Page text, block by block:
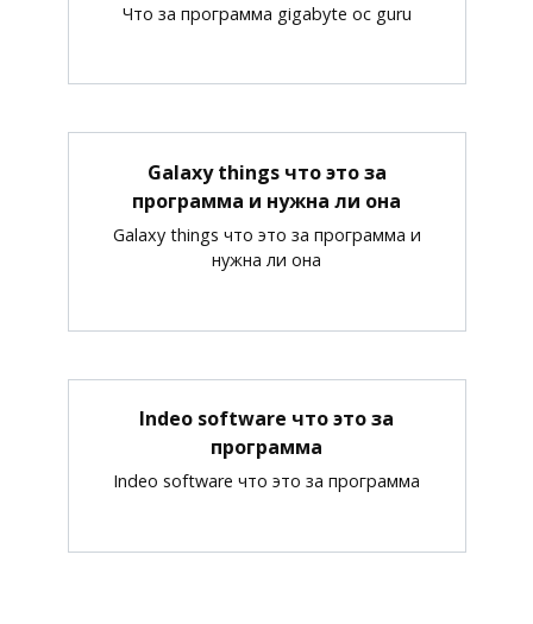
Что за программа gigabyte oc guru
Galaxy things что это за
программа и нужна ли она
Galaxy things что это за программа и
нужна ли она
Indeo software что это за
программа
Indeo software что это за программа